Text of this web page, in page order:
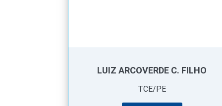
LUIZ ARCOVERDE C. FILHO
TCE/PE